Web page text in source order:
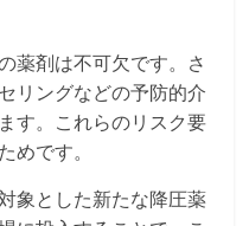
薬剤は不可欠です。さ
リングなどの予防的介
す。これらのリスク要
めです。
象とした新たな降圧薬